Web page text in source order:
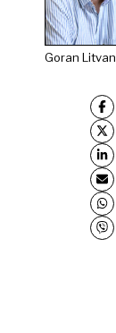
Goran Litvan